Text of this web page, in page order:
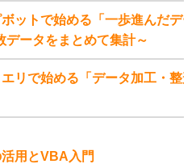
ットで始める「一歩進んだデー
データをまとめて集計～
リで始める「データ加工・整形
用とVBA入門